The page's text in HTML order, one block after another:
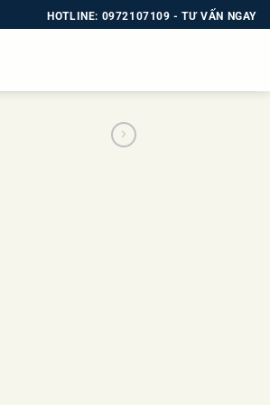
HOTLINE: 0972107109 - TƯ VẤN NGAY